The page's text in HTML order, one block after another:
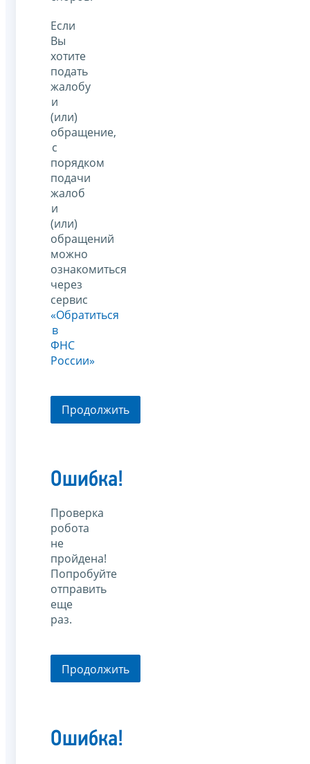
Если
Вы
хотите
подать
жалобу
и
(или)
обращение,
с
порядком
подачи
жалоб
и
(или)
обращений
можно
ознакомиться
через
сервис
«Обратиться
в
ФНС
России»
Продолжить
Ошибка!
Проверка
робота
не
пройдена!
Попробуйте
отправить
еще
раз.
Продолжить
Ошибка!